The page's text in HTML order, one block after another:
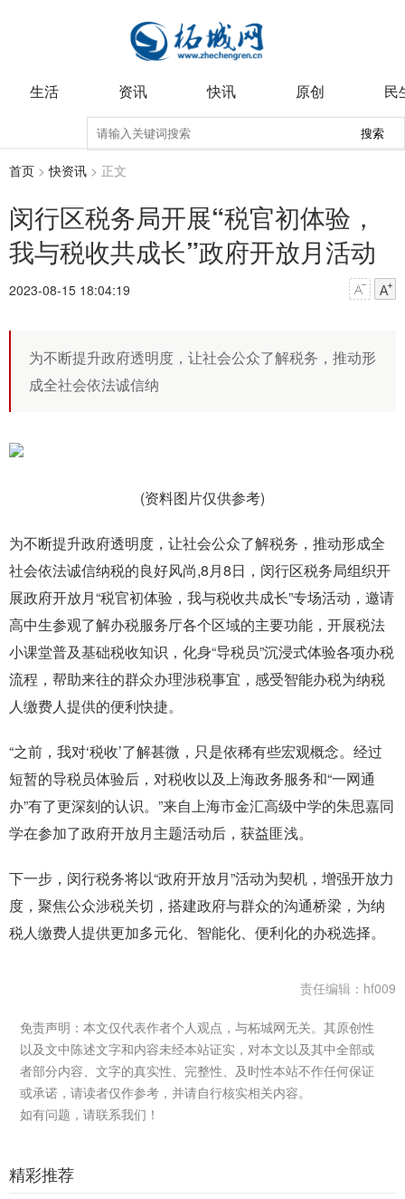
生活 资讯 快讯 原创 民
搜索
首页 >快资讯 > 正文
闵行区税务局开展“税官初体验，
我与税收共成长”政府开放月活动
2023-08-15 18:04:19
为不断提升政府透明度，让社会公众了解税务，推动形
成全社会依法诚信纳
(资料图片仅供参考)
为不断提升政府透明度，让社会公众了解税务，推动形成全
社会依法诚信纳税的良好风尚,8月8日，闵行区税务局组织开
展政府开放月“税官初体验，我与税收共成长”专场活动，邀请
高中生参观了解办税服务厅各个区域的主要功能，开展税法
小课堂普及基础税收知识，化身“导税员”沉浸式体验各项办税
流程，帮助来往的群众办理涉税事宜，感受智能办税为纳税
人缴费人提供的便利快捷。
“之前，我对‘税收’了解甚微，只是依稀有些宏观概念。经过
短暂的导税员体验后，对税收以及上海政务服务和“一网通
办”有了更深刻的认识。”来自上海市金汇高级中学的朱思嘉同
学在参加了政府开放月主题活动后，获益匪浅。
下一步，闵行税务将以“政府开放月”活动为契机，增强开放力
度，聚焦公众涉税关切，搭建政府与群众的沟通桥梁，为纳
税人缴费人提供更加多元化、智能化、便利化的办税选择。
责任编辑：hf009
免责声明：本文仅代表作者个人观点，与柘城网无关。其原创性
以及文中陈述文字和内容未经本站证实，对本文以及其中全部或
者部分内容、文字的真实性、完整性、及时性本站不作任何保证
或承诺，请读者仅作参考，并请自行核实相关内容。
如有问题，请联系我们！
精彩推荐